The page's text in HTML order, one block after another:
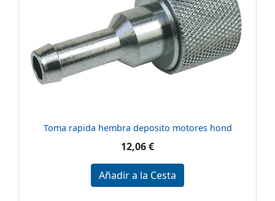
Toma rapida hembra deposito motores hond
12,06 €
Añadir a la Cesta